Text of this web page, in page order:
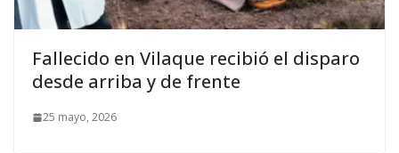
Fallecido en Vilaque recibió el disparo
desde arriba y de frente
25 mayo, 2026